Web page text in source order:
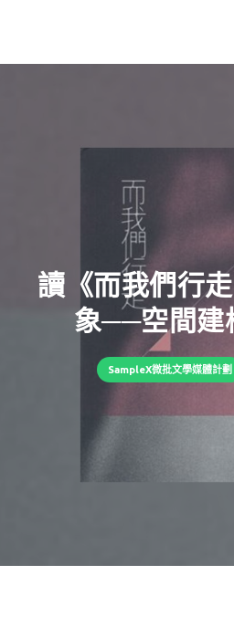
讀《而我們行
象──空間建
SampleX微批文學媒體計劃